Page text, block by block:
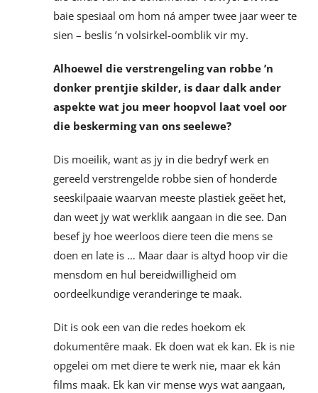
baie spesiaal om hom ná amper twee jaar weer te
sien – beslis ’n volsirkel-oomblik vir my.
Alhoewel die verstrengeling van robbe ’n
donker prentjie skilder, is daar dalk ander
aspekte wat jou meer hoopvol laat voel oor
die beskerming van ons seelewe?
Dis moeilik, want as jy in die bedryf werk en
gereeld verstrengelde robbe sien of honderde
seeskilpaaie waarvan meeste plastiek geëet het,
dan weet jy wat werklik aangaan in die see. Dan
besef jy hoe weerloos diere teen die mens se
doen en late is … Maar daar is altyd hoop vir die
mensdom en hul bereidwilligheid om
oordeelkundige veranderinge te maak.
Dit is ook een van die redes hoekom ek
dokumentêre maak. Ek doen wat ek kan. Ek is nie
opgelei om met diere te werk nie, maar ek kán
films maak. Ek kan vir mense wys wat aangaan,